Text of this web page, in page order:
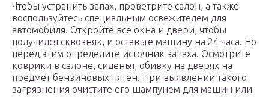
Чтобы устранить запах, проветрите салон, а также
воспользуйтесь специальным освежителем для
автомобиля. Откройте все окна и двери, чтобы
получился сквозняк, и оставьте машину на 24 часа. Но
перед этим определите источник запаха. Осмотрите
коврики в салоне, сиденья, обивку на дверях на
предмет бензиновых пятен. При выявлении такого
загрязнения очистите его шампунем для машин или